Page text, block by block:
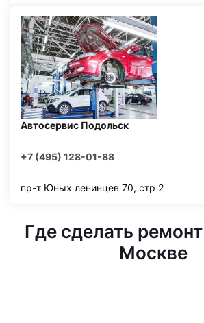
Автосервис Подольск
+7 (495) 128-01-88
пр-т Юных ленинцев 70, стр 2
Где сделать
Москве